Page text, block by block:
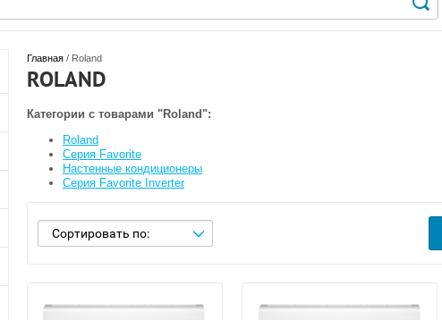
Главная / Roland
ROLAND
Категории с товарами "Roland":
Roland
Серия Favorite
Настенные кондиционеры
Серия Favorite Inverter
Сортировать по: